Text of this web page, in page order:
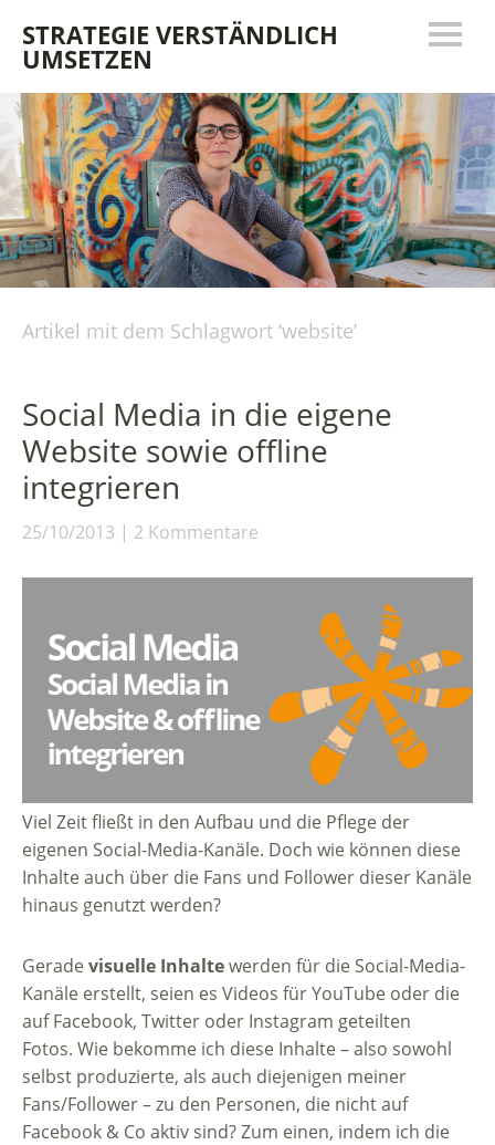
STRATEGIE VERSTÄNDLICH
UMSETZEN
Artikel mit dem Schlagwort ‘website’
Social Media in die eigene
Website sowie offline
integrieren
25/10/2013 2 Kommentare
Viel Zeit fließt in den Aufbau und die Pflege der
eigenen Social-Media-Kanäle. Doch wie können diese
Inhalte auch über die Fans und Follower dieser Kanäle
hinaus genutzt werden?
Geradevisuelle Inhaltewerden für die Social-Media-
Kanäle erstellt, seien es Videos für YouTube oder die
auf Facebook, Twitter oder Instagram geteilten
Fotos. Wie bekomme ich diese Inhalte – also sowohl
selbst produzierte, als auch diejenigen meiner
Fans/Follower – zu den Personen, die nicht auf
Facebook & Co aktiv sind? Zum einen, indem ich die